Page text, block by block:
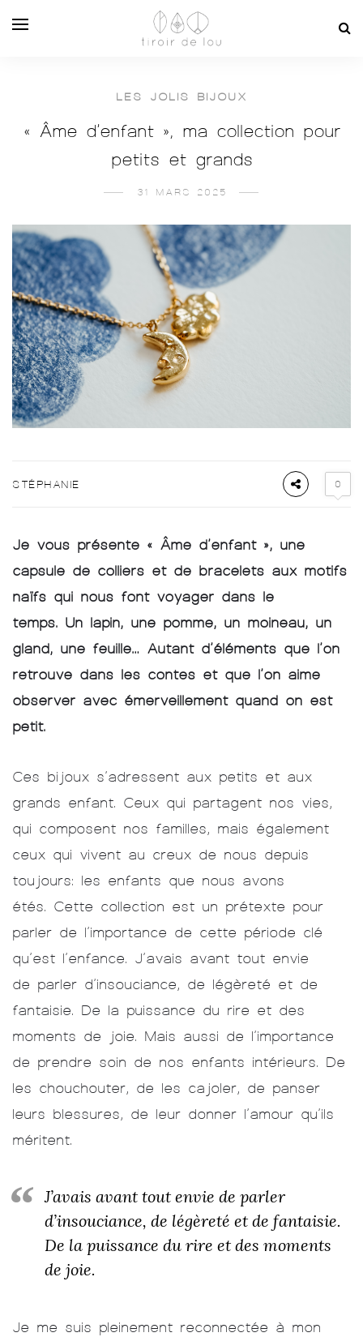
LES JOLIS BIJOUX
« Âme d’enfant », ma collection pour
petits et grands
31 MARS 2025
STÉPHANIE 0
Je vous présente « Âme d’enfant », une
capsule de colliers et de bracelets aux motifs
naïfs qui nous font voyager dans le
temps. Un lapin, une pomme, un moineau, un
gland, une feuille… Autant d’éléments que l’on
retrouve dans les contes et que l’on aime
observer avec émerveillement quand on est
petit.
Ces bijoux s’adressent aux petits et aux
grands enfant. Ceux qui partagent nos vies,
qui composent nos familles, mais également
ceux qui vivent au creux de nous depuis
toujours: les enfants que nous avons
étés. Cette collection est un prétexte pour
parler de l’importance de cette période clé
qu’est l’enfance. J’avais avant tout envie
de parler d’insouciance, de légèreté et de
fantaisie. De la puissance du rire et des
moments de joie. Mais aussi de l’importance
de prendre soin de nos enfants intérieurs. De
les chouchouter, de les cajoler, de panser
leurs blessures, de leur donner l’amour qu’ils
méritent.
J’avais avant tout envie de parler
d’insouciance, de légèreté et de fantaisie.
De la puissance du rire et des moments
de joie.
Je me suis pleinement reconnectée à mon